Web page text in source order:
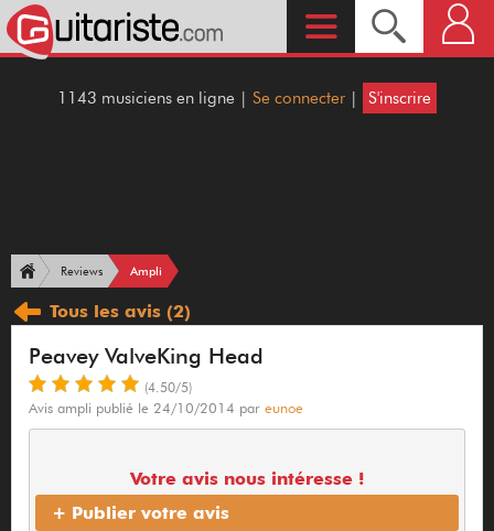
1143 musiciens en ligne | Se connecter | S'inscrire
Reviews Ampli
Tous les avis (2)
Peavey ValveKing Head
(4.50/5)
Avis ampli publié le 24/10/2014 par eunoe
Votre avis nous intéresse !
+ Publier votre avis